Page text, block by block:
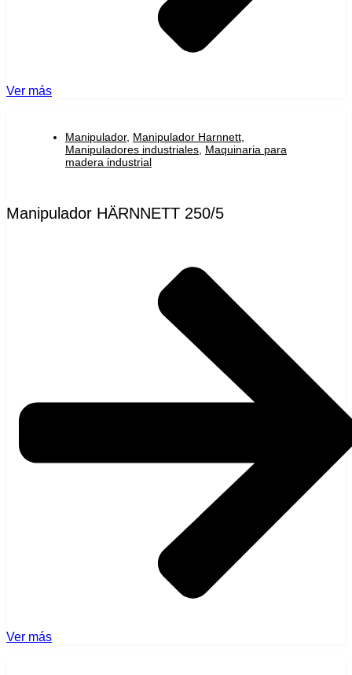
Ver más
Manipulador, Manipulador Harnnett
Manipuladores industriales Maquinaria para
madera industrial
Manipulador HÄRNNETT 250/5
Ver más